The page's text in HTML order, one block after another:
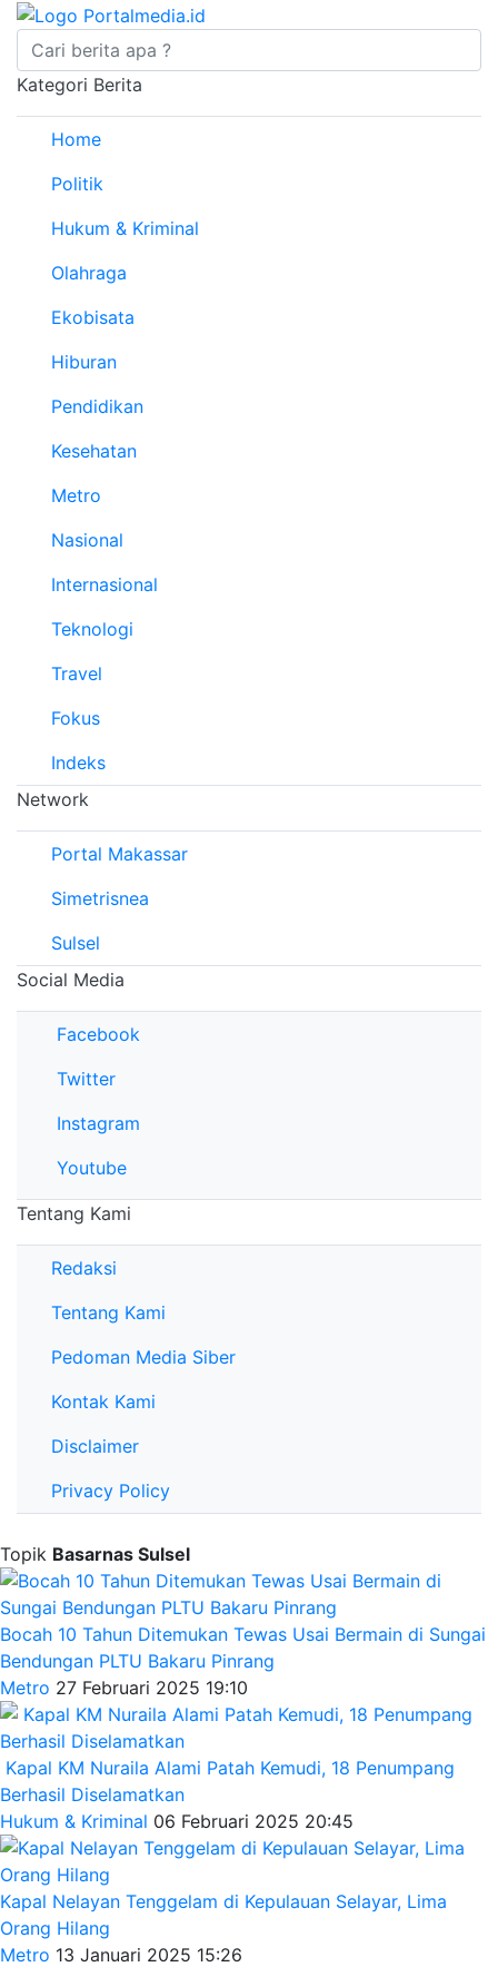
Kategori Berita
Home
Politik
Hukum & Kriminal
Olahraga
Ekobisata
Hiburan
Pendidikan
Kesehatan
Metro
Nasional
Internasional
Teknologi
Travel
Fokus
Indeks
Network
Portal Makassar
Simetrisnea
Sulsel
Social Media
Facebook
Twitter
Instagram
Youtube
Tentang Kami
Redaksi
Tentang Kami
Pedoman Media Siber
Kontak Kami
Disclaimer
Privacy Policy
Topik Basarnas Sulsel
Bocah 10 Tahun Ditemukan Tewas Usai Bermain di Sungai
Bendungan PLTU Bakaru Pinrang
Metro 27 Februari 2025 19:10
Kapal KM Nuraila Alami Patah Kemudi, 18 Penumpang
Berhasil Diselamatkan
Hukum & Kriminal 06 Februari 2025 20:45
Kapal Nelayan Tenggelam di Kepulauan Selayar, Lima
Orang Hilang
Metro 13 Januari 2025 15:26